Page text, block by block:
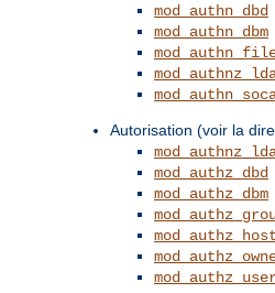
mod_authn_dbd
mod_authn_dbm
Autorisation (voir la
mod_authz_dbd
mod_authz_dbm
mod_authz_host